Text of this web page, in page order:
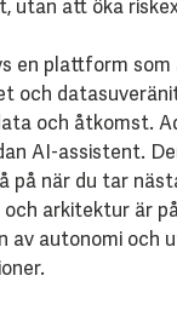
utan att öka
en plattform
och
och åtkomst.
AI-assistent.
på när du tar
arkitektur är
av autonomi och